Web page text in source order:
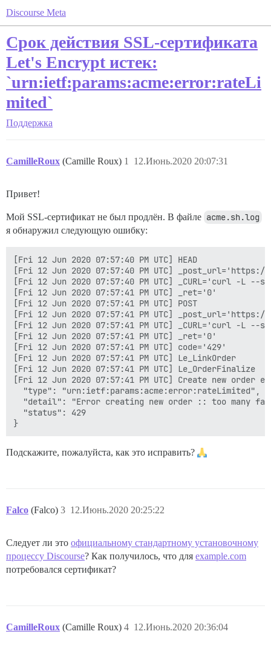
Discourse Meta
Срок действия SSL-сертификата
Let's Encrypt истек:
`urn:ietf:params:acme:error:rateLi
mited`
Поддержка
CamilleRoux (Camille Roux) 12.Июнь.2020 20:07:31
1
Привет!
Мой SSL-сертификат не был продлён. В файле acme.sh.log
я обнаружил следующую ошибку:
[Fri 12 Jun 2020 07:57:40 PM UTC] HEAD
[Fri 12 Jun 2020 07:57:40 PM UTC]
[Fri 12 Jun 2020 07:57:40 PM UTC] _CURL='curl -
[Fri 12 Jun 2020 07:57:41 PM UTC] _ret='0'
[Fri 12 Jun 2020 07:57:41 PM UTC] POST
[Fri 12 Jun 2020 07:57:41 PM UTC]
[Fri 12 Jun 2020 07:57:41 PM UTC] _CURL='curl -L
[Fri 12 Jun 2020 07:57:41 PM UTC] _ret='0'
[Fri 12 Jun 2020 07:57:41 PM UTC] code='429'
[Fri 12 Jun 2020 07:57:41 PM UTC] Le_LinkOrder
[Fri 12 Jun 2020 07:57:41 PM UTC] Le_OrderFinalize
[Fri 12 Jun 2020 07:57:41 PM UTC] Create new
  "type": "urn:ietf:params:acme:error:rateLimited",
"detail": "Error creating new order :: too many
  "status": 429
Подскажите, пожалуйста, как это исправить?
Falco (Falco) 12.Июнь.2020 20:25:22
3
Следует ли это официальному стандартному установочному
процессу Discourse? Как получилось, что для example.com
потребовался сертификат?
CamilleRoux (Camille Roux) 12.Июнь.2020 20:36:04
4